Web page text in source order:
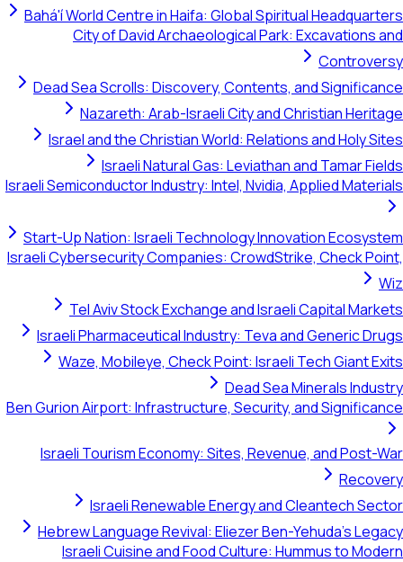
Bahá'í World Centre in Haifa: Global Spiritual
City of David Archaeological Park:
Dead Sea Scrolls: Discovery, Contents, and
Nazareth: Arab-Israeli City and Christian
Israel and the Christian World: Relations and
Israeli Natural Gas: Leviathan and Tamar
Israeli Semiconductor Industry: Intel, Nvidia, Applied
Start-Up Nation: Israeli Technology Innovation
Israeli Cybersecurity Companies: CrowdStrike, Check
Tel Aviv Stock Exchange and Israeli Capital
Israeli Pharmaceutical Industry: Teva and Generic
Waze, Mobileye, Check Point: Israeli Tech
Dead Sea Minerals
Ben Gurion Airport: Infrastructure, Security, and
Israeli Tourism Economy: Sites, Revenue, and
Israeli Renewable Energy and Cleantech
Hebrew Language Revival: Eliezer Ben-Yehuda's
Israeli Cuisine and Food Culture: Hummus to